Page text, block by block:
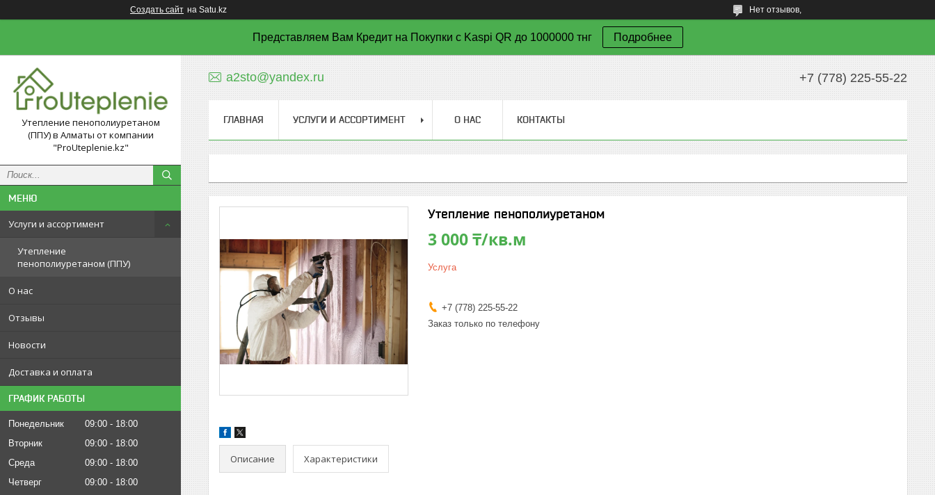
Создать сайт на Satu.kz Нет отзывов,
Представляем Вам Кредит на Покупки с Kaspi QR до 1000000 тнг Подробнее
Утепление пенополиуретаном
(ППУ) в Алматы от компании
"ProUteplenie.kz"
Услуги и ассортимент
Утепление
пенополиуретаном (ППУ)
О нас
Отзывы
Новости
Доставка и оплата
ГРАФИК РАБОТЫ
Понедельник 09:00
18:00
Вторник
09:00
18:00
Среда
09:00
18:00
Четверг
09:00
18:00
a2sto@yandex.ru +7 (778) 225-55-22
ГЛАВНАЯ УСЛУГИ И АССОРТИМЕНТ О НАС КОНТАКТЫ
Утепление пенополиуретаном
3 000 ₸/кв.м
Услуга
+7 (778) 225-55-22
Заказ только по телефону
Описание Характеристики